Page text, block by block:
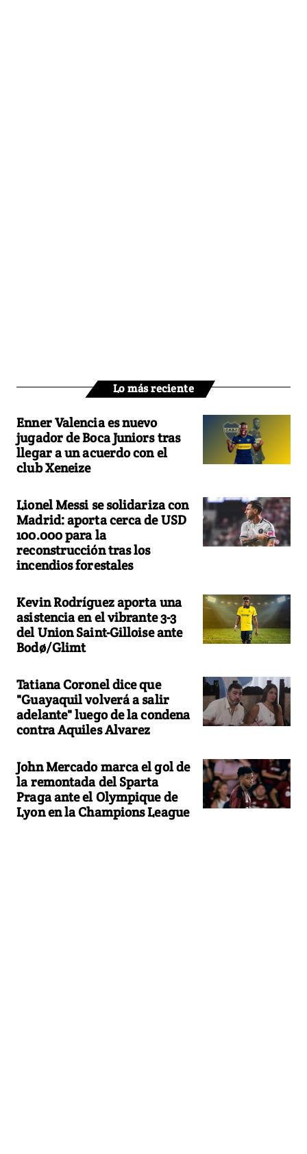
Lo más reciente
Enner Valencia es nuevo
jugador de Boca Juniors tras
llegar a un acuerdo con el
club Xeneize
Lionel Messi se solidariza con
Madrid: aporta cerca de USD
100.000 para la
reconstrucción tras los
incendios forestales
Kevin Rodríguez aporta una
asistencia en el vibrante 3-3
del Union Saint-Gilloise ante
Bodø/Glimt
Tatiana Coronel dice que
"Guayaquil volverá a salir
adelante" luego de la condena
contra Aquiles Alvarez
John Mercado marca el gol de
la remontada del Sparta
Praga ante el Olympique de
Lyon en la Champions League